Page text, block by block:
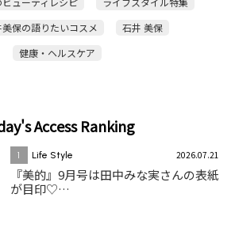
保の語りたいコスメ
石井 美保
健康・ヘルスケア
Access Ranking
1 Life Style 2026.07.21
『美的』9月号は田中みな実さんの表紙
が目印♡…